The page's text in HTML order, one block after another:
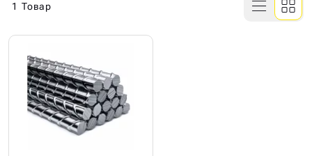
1 Товар